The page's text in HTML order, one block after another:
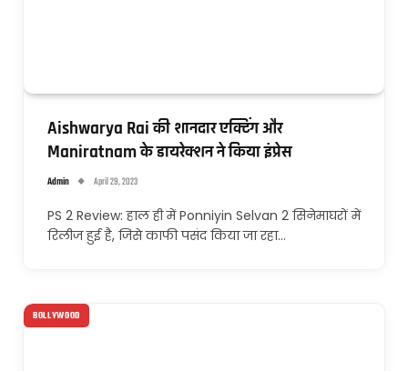
Aishwarya Rai की शानदार एक्टिंग और
Maniratnam के डायरेक्शन ने किया इंप्रेस
Admin April 29, 2023
PS 2 Review: हाल ही में Ponniyin Selvan 2 सिनेमाघरों में
रिलीज हुई है, जिसे काफी पसंद किया जा रहा…
BOLLYWOOD